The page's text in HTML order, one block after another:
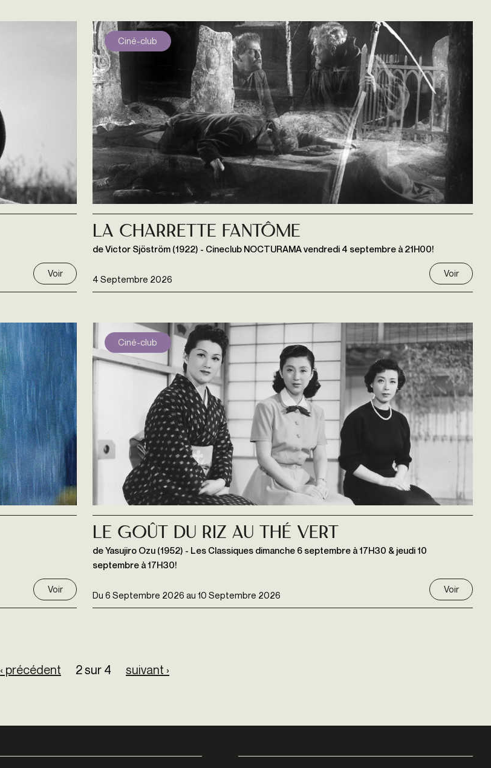
Voir
Ciné-club
4 Septembre 2026
La Charrette fantôme
de Victor Sjöström (1922) - Cineclub NOCTURAMA vendredi 4 septembre à 21H00!
Voir
Voir
Ciné-club
Du 6 Septembre 2026 au 10 Septembre 2026
Le Goût du riz au thé vert
de Yasujiro Ozu (1952) - Les Classiques dimanche 6 septembre à 17H30 & jeudi 10
septembre à 17H30!
Voir
‹ précédent 2 sur 4 suivant ›